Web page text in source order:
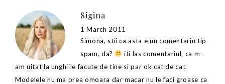
Sigina
1 March 2011
Simona, stii ca asta e un comentariu tip
spam, da?
iti las comentariul, ca m-
am uitat la unghiile facute de tine si par ok cat de cat.
Modelele nu ma prea omoara dar macar nu le faci groase ca